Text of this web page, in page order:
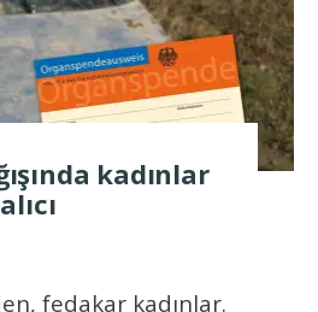
kadınlar
fedakar kadınlar.